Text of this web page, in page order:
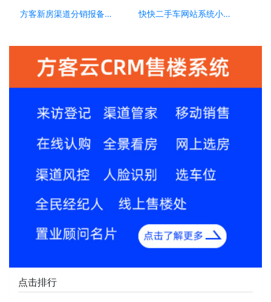
方客新房渠道分销报备系统，渠道公司的必选系统 快快二手车网站系统小程序，如何助力车商搭建自己平台
点击排行